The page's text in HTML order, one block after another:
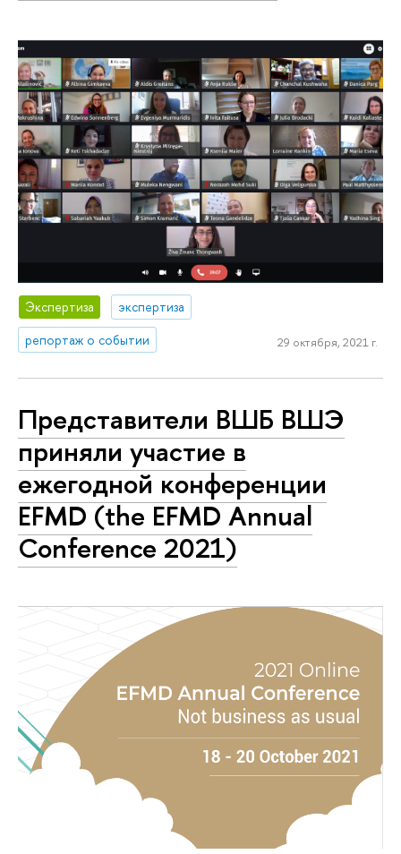
Экспертиза
экспертиза
репортаж о событии
29 октября, 2021 г.
Представители ВШБ ВШЭ
приняли участие в
ежегодной конференции
EFMD (the EFMD Annual
Conference 2021)